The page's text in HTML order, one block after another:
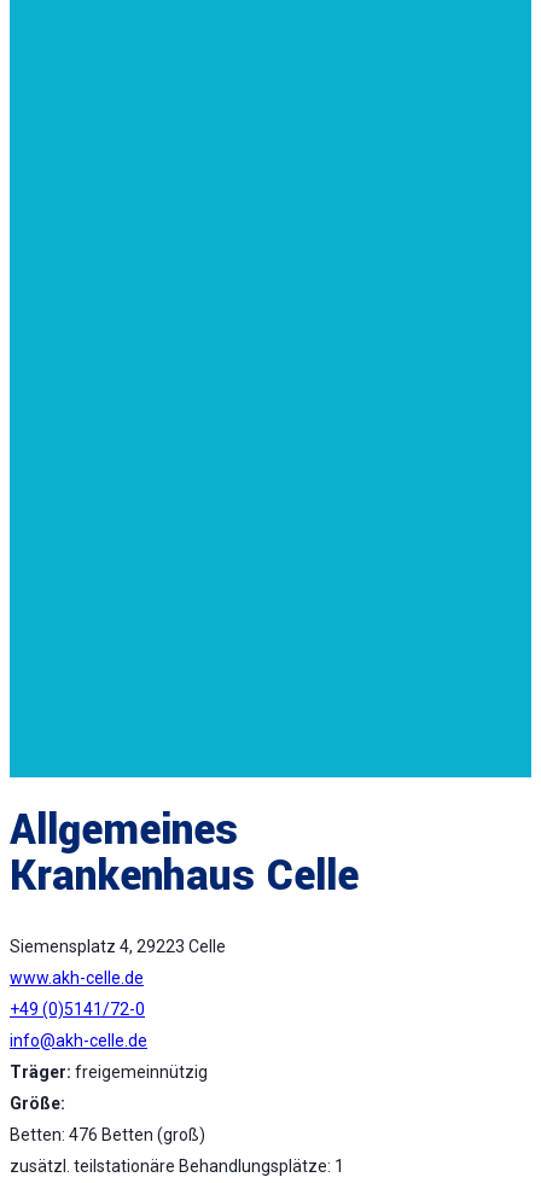
Allgemeines
Krankenhaus Celle
Siemensplatz 4, 29223 Celle
www.akh-celle.de
+49 (0)5141/72-0
info@akh-celle.de
Träger: freigemeinnützig
Größe:
Betten: 476 Betten (groß)
zusätzl. teilstationäre Behandlungsplätze: 1